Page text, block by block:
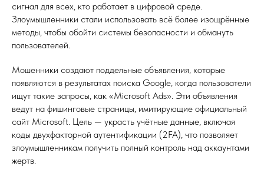
сигнал для всех, кто работает в цифровой среде.
Злоумышленники стали использовать всё более изощрённые
методы, чтобы обойти системы безопасности и обмануть
пользователей.
Мошенники создают поддельные объявления, которые
появляются в результатах поиска Google, когда пользователи
ищут такие запросы, как «Microsoft Ads». Эти объявления
ведут на фишинговые страницы, имитирующие официальный
сайт Microsoft. Цель — украсть учётные данные, включая
коды двухфакторной аутентификации (2FA), что позволяет
злоумышленникам получить полный контроль над аккаунтами
жертв.